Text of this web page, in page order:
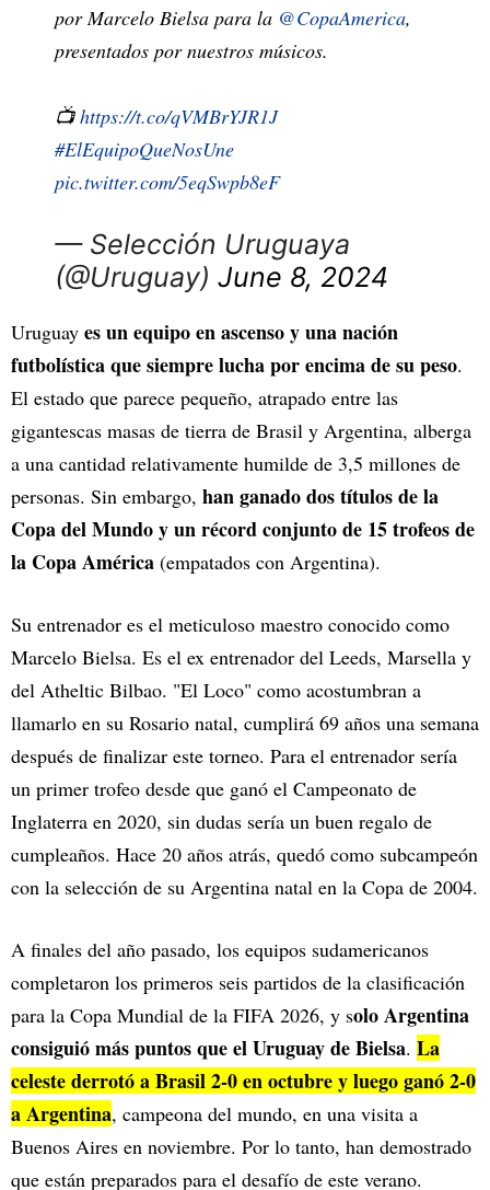
por Marcelo Bielsa para la @CopaAmerica,
presentados por nuestros músicos.
📺https://t.co/qVMBrYJR1J
#ElEquipoQueNosUne
pic.twitter.com/5eqSwpb8eF
— Selección Uruguaya
(@Uruguay) June 8, 2024
Uruguay es un equipo en ascenso y una nación
futbolística que siempre lucha por encima de su peso.
El estado que parece pequeño, atrapado entre las
gigantescas masas de tierra de Brasil y Argentina, alberga
a una cantidad relativamente humilde de 3,5 millones de
personas. Sin embargo, han ganado dos títulos de la
Copa del Mundo y un récord conjunto de 15 trofeos de
la Copa América (empatados con Argentina).
Su entrenador es el meticuloso maestro conocido como
Marcelo Bielsa. Es el ex entrenador del Leeds, Marsella y
del Atheltic Bilbao. "El Loco" como acostumbran a
llamarlo en su Rosario natal, cumplirá 69 años una semana
después de finalizar este torneo. Para el entrenador sería
un primer trofeo desde que ganó el Campeonato de
Inglaterra en 2020, sin dudas sería un buen regalo de
cumpleaños. Hace 20 años atrás, quedó como subcampeón
con la selección de su Argentina natal en la Copa de 2004.
A finales del año pasado, los equipos sudamericanos
completaron los primeros seis partidos de la clasificación
para la Copa Mundial de la FIFA 2026, y solo Argentina
consiguió más puntos que el Uruguay de Bielsa. La
celeste derrotó a Brasil 2-0 en octubre y luego ganó 2-0
a Argentina, campeona del mundo, en una visita a
Buenos Aires en noviembre. Por lo tanto, han demostrado
que están preparados para el desafío de este verano.